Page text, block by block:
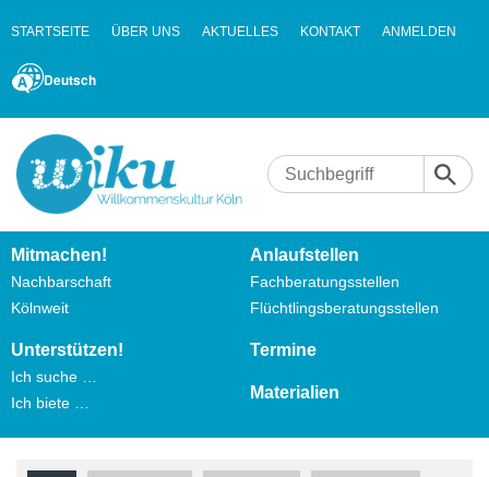
STARTSEITE ÜBER UNS AKTUELLES KONTAKT ANMELDEN
Deutsch
Mitmachen!
Nachbarschaft
Kölnweit
Anlaufstellen
Fachberatungsstellen
Flüchtlingsberatungsstellen
Unterstützen!
Ich suche …
Ich biete …
Termine
Materialien